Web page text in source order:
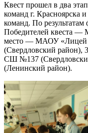
Квест прошел в два
команд г. Красноярска
команд. По
Победителей квеста
место — МАОУ
(Свердловский
СШ №137
(Ленинский район).